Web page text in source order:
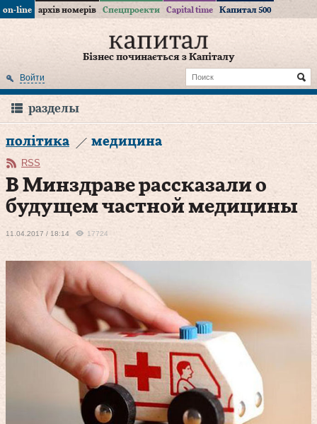
on-line архів номерів Спецпроекти Capital time Капитал 500
Бізнес починається з Капіталу
Войти
разделы
політика медицина
RSS
В Минздраве рассказали о
будущем частной медицины
11.04.2017 / 18:14 17724